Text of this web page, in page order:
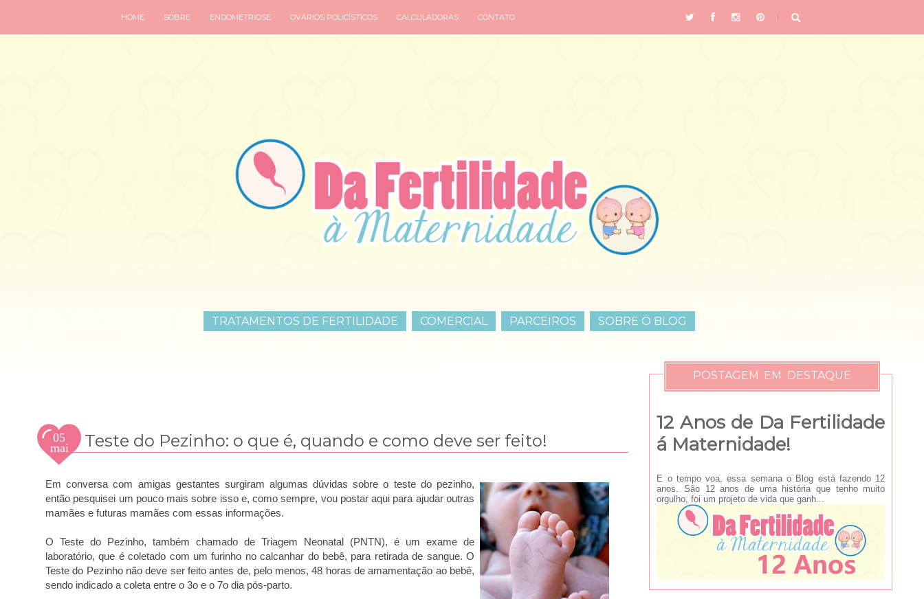
HOME SOBRE ENDOMETRIOSE OVÁRIOS POLICÍSTICOS CALCULADORAS CONTATO
TRATAMENTOS DE FERTILIDADE COMERCIAL PARCEIROS SOBRE O BLOG
05
mai
2012
Teste do Pezinho: o que é, quando e como deve ser feito!
Em conversa com amigas gestantes surgiram algumas dúvidas sobre o teste do pezinho,
então pesquisei um pouco mais sobre isso e, como sempre, vou postar aqui para ajudar outras
mamães e futuras mamães com essas informações.
O Teste do Pezinho, também chamado de Triagem Neonatal (PNTN), é um exame de
laboratório, que é coletado com um furinho no calcanhar do bebê, para retirada de sangue. O
Teste do Pezinho não deve ser feito antes de, pelo menos, 48 horas de amamentação ao bebê,
sendo indicado a coleta entre o 3o e o 7o dia pós-parto.
POSTAGEM EM DESTAQUE
12 Anos de Da Fertilidade
á Maternidade!
E o tempo voa, essa semana o Blog está fazendo 12
anos. São 12 anos de uma história que tenho muito
orgulho, foi um projeto de vida que ganh...